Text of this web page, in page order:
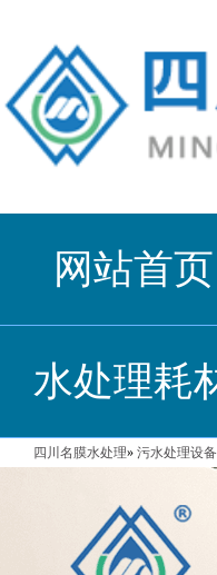
网站首页
水处理耗
四川名膜水处理» 污水处理设备